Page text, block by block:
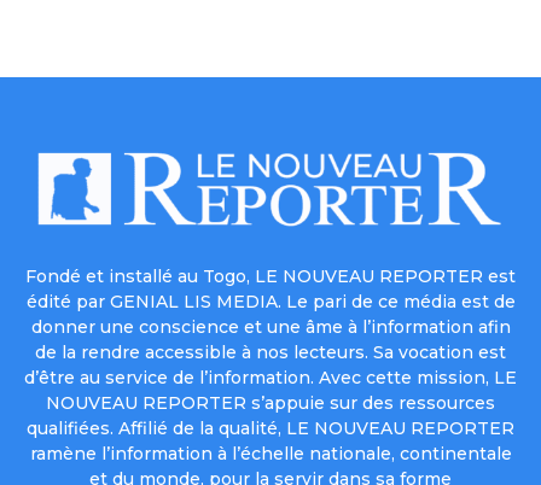
Fondé et installé au Togo, LE NOUVEAU REPORTER est
édité par GENIAL LIS MEDIA. Le pari de ce média est de
donner une conscience et une âme à l’information afin
de la rendre accessible à nos lecteurs. Sa vocation est
d’être au service de l’information. Avec cette mission, LE
NOUVEAU REPORTER s’appuie sur des ressources
qualifiées. Affilié de la qualité, LE NOUVEAU REPORTER
ramène l’information à l’échelle nationale, continentale
et du monde, pour la servir dans sa forme